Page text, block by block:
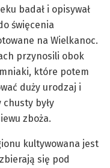
badał i opisywał
święcenia
na Wielkanoc.
przynosili obok
które potem
duży urodzaj i
chusty były
zboża.
kultywowana jest
się pod